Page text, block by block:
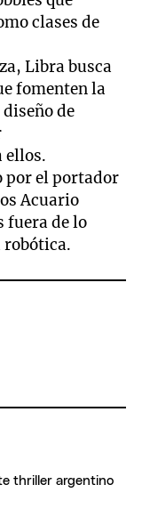
clases de
Libra busca
fomenten la
de
ellos.
por el portador
Acuario
fuera de lo
robótica.
thriller argentino